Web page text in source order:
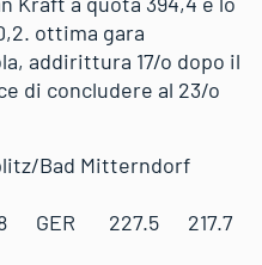
ottima gara
addirittura 17/o dopo il
di concludere al 23/o
Bad Mitterndorf
GER 227.5 217.7